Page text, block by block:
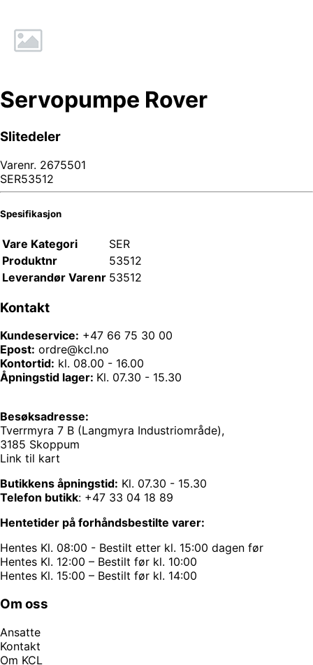
Servopumpe Rover
Slitedeler
Varenr. 2675501
SER53512
Spesifikasjon
Vare Kategori
SER
Produktnr
53512
Leverandør Varenr 53512
Kontakt
Kundeservice: +47 66 75 30 00
Epost: ordre@kcl.no
Kontortid: kl. 08.00 - 16.00
Åpningstid lager: Kl. 07.30 - 15.30
Besøksadresse:
Tverrmyra 7 B (Langmyra Industriområde),
3185 Skoppum
Link til kart
Butikkens åpningstid: Kl. 07.30 - 15.30
Telefon butikk: +47 33 04 18 89
Hentetider på forhåndsbestilte varer:
Hentes Kl. 08:00 - Bestilt etter kl. 15:00 dagen før
Hentes Kl. 12:00 – Bestilt før kl. 10:00
Hentes Kl. 15:00 – Bestilt før kl. 14:00
Om oss
Ansatte
Kontakt
Om KCL